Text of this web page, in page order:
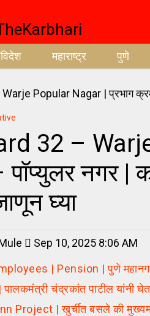
महाराष्ट्र पुणे
32 –
नगर |
घ्या
Sep 10, 2025 8:06 AM
| Pension | पुणे
चंद्रकांत पाटील यांनी
| खुर्चीत बसले की मुख्यमंत्री